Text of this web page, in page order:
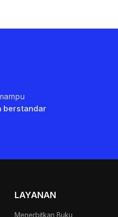
berstandar
LAYANAN
Menerbitkan Buku